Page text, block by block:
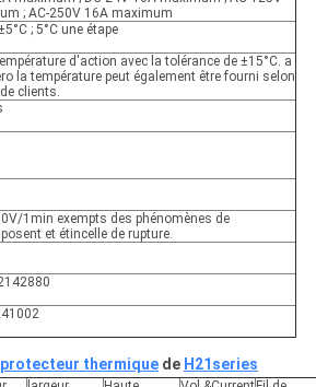
; AC-250V 16A maximum
; 5°C une étape
d'action avec la tolérance de ±15°C. a
la température peut également être fourni selon
clients.
1min exempts des phénomènes de
et étincelle de rupture.
thermiquede H21series